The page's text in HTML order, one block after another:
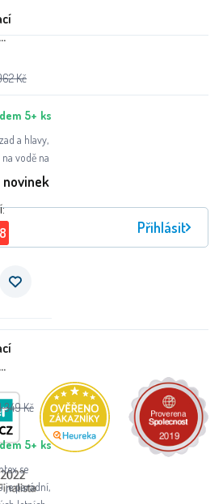
cm
a hlavy,
vodě na
5+ ks
Kč
se
je parádní,
5+ ks
1 349Kč
novinek
Přihlásit